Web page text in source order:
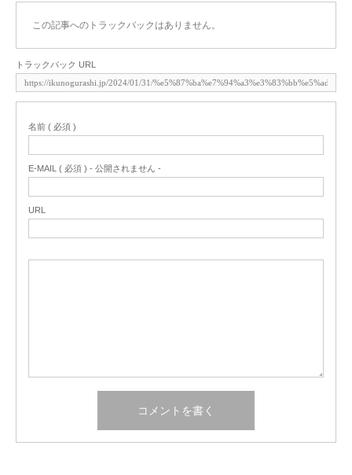
この記事へのトラックバックはありません。
トラックバック URL
名前 ( 必須 )
E-MAIL ( 必須 ) - 公開されません -
URL